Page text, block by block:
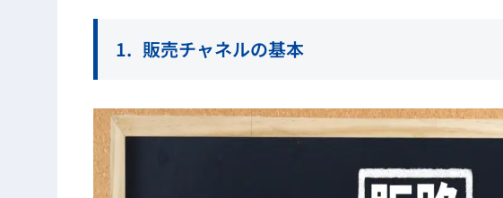
販売チャネルの基本